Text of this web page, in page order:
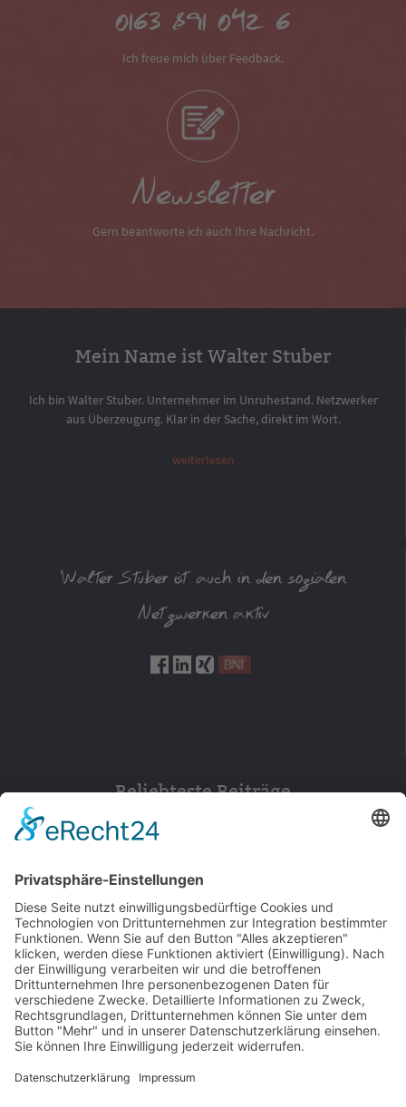
0163 891 042 6
Ich freue mich über Feedback.
Newsletter
Gern beantworte ich auch Ihre Nachricht.
Mein Name ist Walter Stuber
Ich bin Walter Stuber. Unternehmer im Unruhestand. Netzwerker
aus Überzeugung. Klar in der Sache, direkt im Wort.
weiterlesen
Walter Stuber ist auch in den sozialen
Netzwerken aktiv
Beliebteste Beiträge
© 2026 Walter Stuber -Impressum Datenschutz
Bewertungen auf ProvenExpert.com